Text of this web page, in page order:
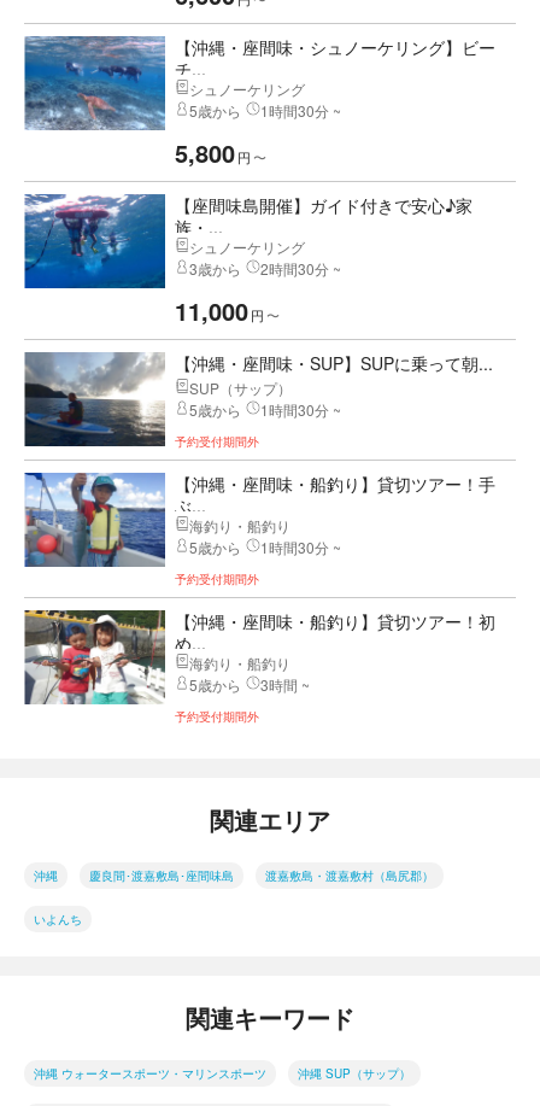
【沖縄・座間味・シュノーケリング】ビー
チ...
シュノーケリング
5歳から
1時間30分 ~
5,800円 〜
【座間味島開催】ガイド付きで安心♪家
族・...
シュノーケリング
3歳から
2時間30分 ~
11,000円 〜
【沖縄・座間味・SUP】SUPに乗って朝...
SUP（サップ）
5歳から
1時間30分 ~
予約受付期間外
【沖縄・座間味・船釣り】貸切ツアー！手
ぶ...
海釣り・船釣り
5歳から
1時間30分 ~
予約受付期間外
【沖縄・座間味・船釣り】貸切ツアー！初
め...
海釣り・船釣り
5歳から
3時間 ~
予約受付期間外
関連エリア
沖縄 慶良間･渡嘉敷島･座間味島 渡嘉敷島・渡嘉敷村（島尻郡）
いよんち
関連キーワード
沖縄 ウォータースポーツ・マリンスポーツ 沖縄 SUP（サップ）